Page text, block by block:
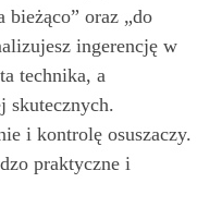
oraz „do
ingerencję w
technika, a
skutecznych.
i kontrolę osuszaczy.
praktyczne i